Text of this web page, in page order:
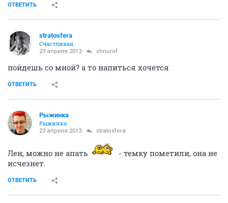
ОТВЕТИТЬ
stratosfera
Счастливая
23 апреля 2013 shnurof
пойдешь со мной? а то напиться хочется
ОТВЕТИТЬ
Рыжинка
Рыжинка
23 апреля 2013 stratosfera
Лен, можно не апать
- темку пометили, она не
исчезнет.
ОТВЕТИТЬ